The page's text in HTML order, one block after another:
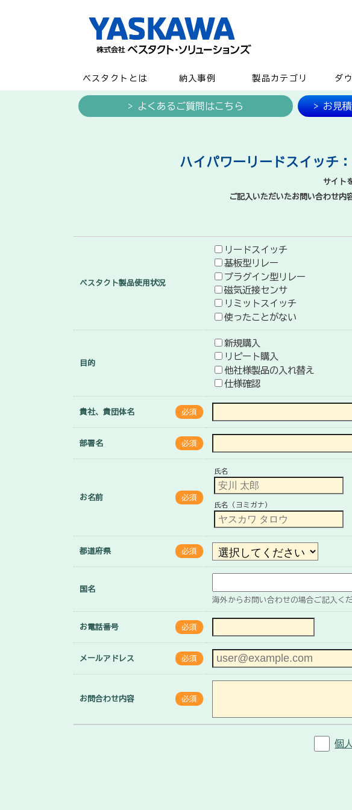
ベスタクトとは 納入事例 製品カテゴリ ダ
> よくあるご質問はこちら > お見
ハイパワーリードスイッチ
サイト
ご記入いただいたお問い合わせ内
ベスタクト製品使用状況
リードスイッチ
基板型リレー
プラグイン型リレー
磁気近接センサ
リミットスイッチ
使ったことがない
目的
新規購入
リピート購入
他社様製品の入れ替え
仕様確認
貴社、貴団体名 必須
部署名 必須
お名前 必須
氏名
氏名（ヨミガナ）
都道府県 必須
国名
海外からお問い合わせの場合ご記入く
お電話番号 必須
メールアドレス 必須
お問合わせ内容 必須
個